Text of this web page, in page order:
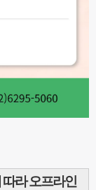
라 오프라인